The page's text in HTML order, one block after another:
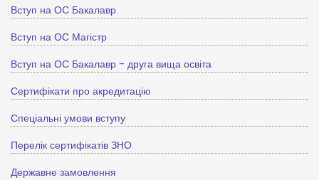
Вступ на ОС Бакалавр
Вступ на ОС Магістр
Вступ на ОС Бакалавр - друга вища освіта
Сертифікати про акредитацію
Спеціальні умови вступу
Перелік сертифікатів ЗНО
Державне замовлення